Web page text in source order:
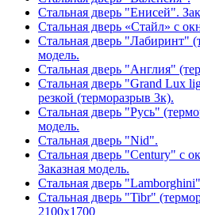
Стальная дверь "Енисей".
Стальная дверь «Стайл» с
Стальная дверь "Лабиринт"
модель.
Стальная дверь "Англия"
Стальная дверь "Grand Lux
резкой (терморазрыв 3к).
Стальная дверь "Русь"
модель.
Стальная дверь "Nid".
Стальная дверь "Century" с
Заказная модель.
Стальная дверь
Стальная дверь "Tibr"
2100х1700